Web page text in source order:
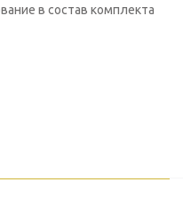
в состав комплекта